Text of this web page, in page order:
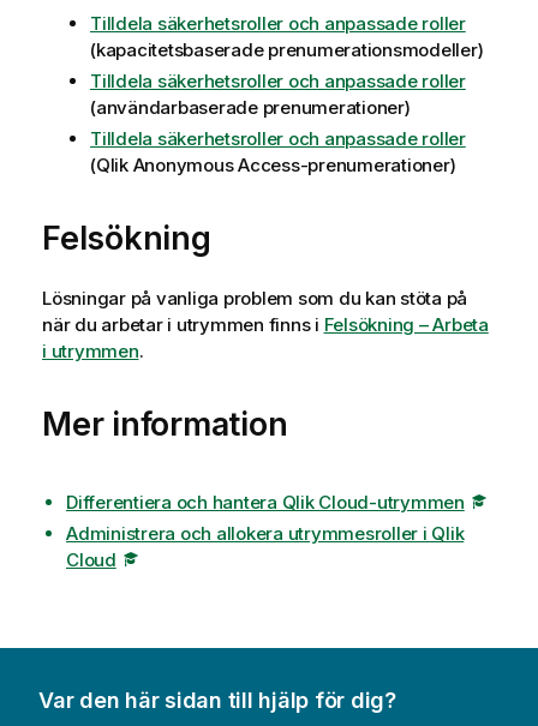
Tilldela säkerhetsroller och anpassade roller
(kapacitetsbaserade prenumerationsmodeller)
Tilldela säkerhetsroller och anpassade roller
(användarbaserade prenumerationer)
Tilldela säkerhetsroller och anpassade roller
(Qlik Anonymous Access-prenumerationer)
Felsökning
Lösningar på vanliga problem som du kan stöta på
när du arbetar i utrymmen finns i Felsökning – Arbeta
i utrymmen.
Mer information
Differentiera och hantera Qlik Cloud-utrymmen
Administrera och allokera utrymmesroller i Qlik
Cloud
Var den här sidan till hjälp för dig?